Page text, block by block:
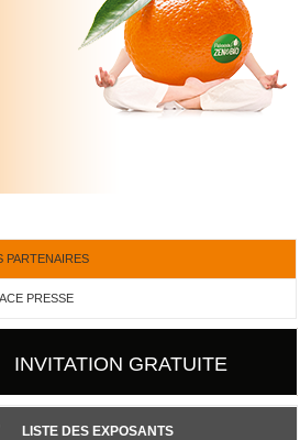
PARTENAIRES
PRESSE
INVITATION GRATUITE
LISTE DES EXPOSANTS